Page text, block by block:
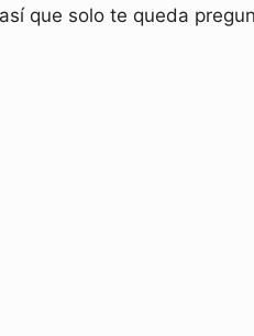
que solo te queda